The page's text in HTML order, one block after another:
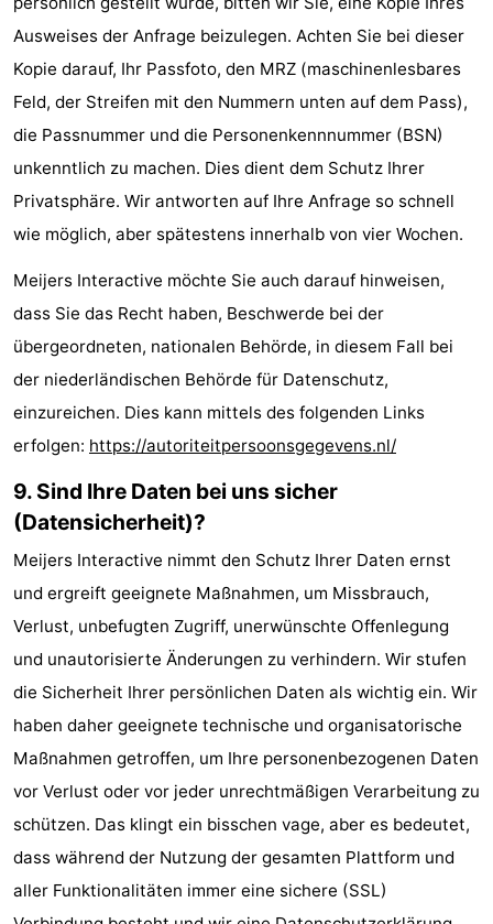
Ausweises der Anfrage beizulegen. Achten Sie bei dieser
Kopie darauf, Ihr Passfoto, den MRZ (maschinenlesbares
Feld, der Streifen mit den Nummern unten auf dem Pass),
die Passnummer und die Personenkennnummer (BSN)
unkenntlich zu machen. Dies dient dem Schutz Ihrer
Privatsphäre. Wir antworten auf Ihre Anfrage so schnell
wie möglich, aber spätestens innerhalb von vier Wochen.
Meijers Interactive möchte Sie auch darauf hinweisen,
dass Sie das Recht haben, Beschwerde bei der
übergeordneten, nationalen Behörde, in diesem Fall bei
der niederländischen Behörde für Datenschutz,
einzureichen. Dies kann mittels des folgenden Links
erfolgen: https://autoriteitpersoonsgegevens.nl/
9. Sind Ihre Daten bei uns sicher
(Datensicherheit)?
Meijers Interactive nimmt den Schutz Ihrer Daten ernst
und ergreift geeignete Maßnahmen, um Missbrauch,
Verlust, unbefugten Zugriff, unerwünschte Offenlegung
und unautorisierte Änderungen zu verhindern. Wir stufen
die Sicherheit Ihrer persönlichen Daten als wichtig ein. Wir
haben daher geeignete technische und organisatorische
Maßnahmen getroffen, um Ihre personenbezogenen Daten
vor Verlust oder vor jeder unrechtmäßigen Verarbeitung zu
schützen. Das klingt ein bisschen vage, aber es bedeutet,
dass während der Nutzung der gesamten Plattform und
aller Funktionalitäten immer eine sichere (SSL)